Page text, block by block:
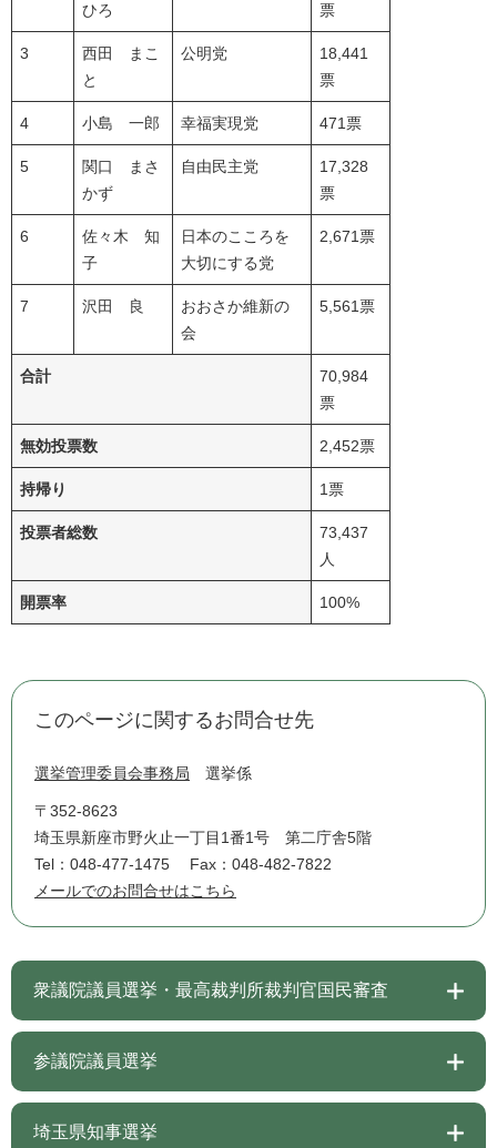
ひろ
票
3
西田 まこ
と
公明党
18,441
票
4 小島 一郎 幸福実現党 471票
5
関口 まさ
かず
自由民主党
17,328
票
6
佐々木 知
子
日本のこころを
大切にする党
2,671票
7 沢田 良
おおさか維新の
会
5,561票
合計
70,984
票
無効投票数 2,452票
持帰り 1票
投票者総数
73,437
人
開票率 100%
このページに関するお問合せ先
選挙管理委員会事務局 選挙係
〒352-8623
埼玉県新座市野火止一丁目1番1号 第二庁舎5階
Tel：048-477-1475
Fax：048-482-7822
メールでのお問合せはこちら
衆議院議員選挙・最高裁判所裁判官国民審査
参議院議員選挙
埼玉県知事選挙